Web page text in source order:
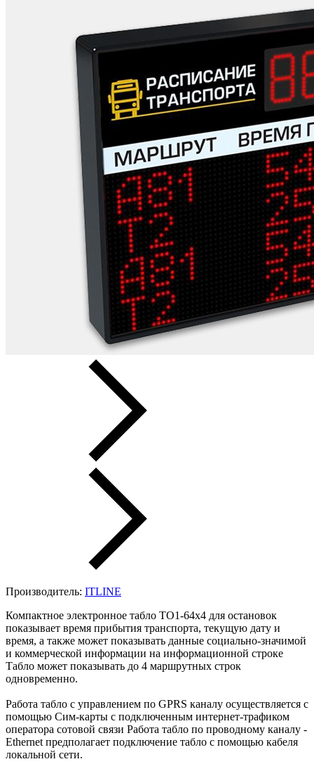
Производитель: ITLINE
Компактное электронное табло ТО1-64x4 для остановок
показывает время прибытия транспорта, текущую дату и
время, а также может показывать данные социально-значимой
и коммерческой информации на информационной строке
Табло может показывать до 4 маршрутных строк
одновременно.
Работа табло с управлением по GPRS каналу осуществляется с
помощью Сим-карты с подключенным интернет-трафиком
оператора сотовой связи Работа табло по проводному каналу -
Ethernet предполагает подключение табло с помощью кабеля
локальной сети.